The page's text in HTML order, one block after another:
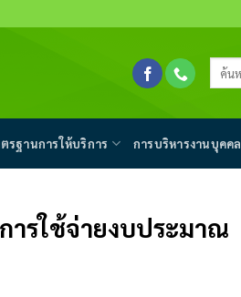
รฐานการให้บริการ การบริหารงานบุคคล
ารใช้จ่ายงบประมาณ